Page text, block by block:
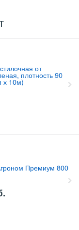
от
плотность 90
х 10м)
Премиум 800